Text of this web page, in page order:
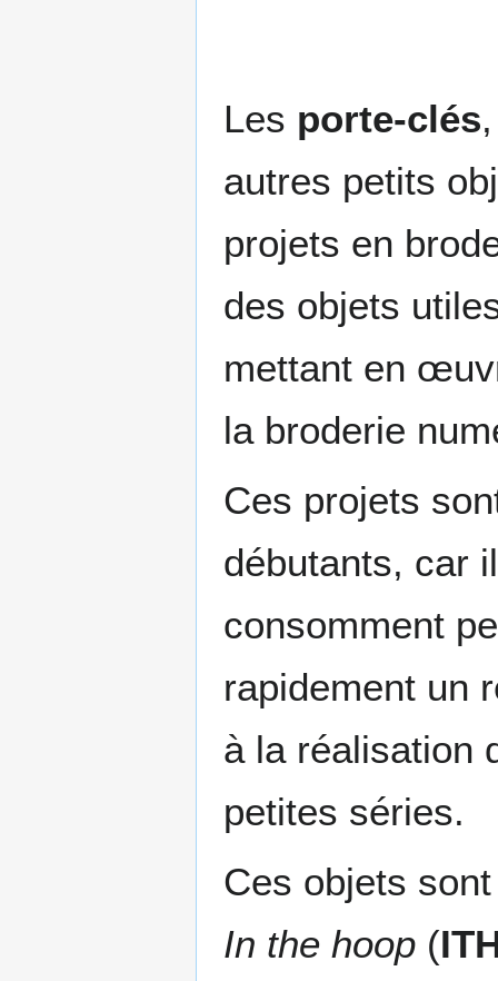
Les porte-clés
autres petits
projets en
des objets
mettant en
la broderie
Ces projets
débutants, car
consomment
rapidement un
à la réalisation
petites séries.
Ces objets
In the hoop (